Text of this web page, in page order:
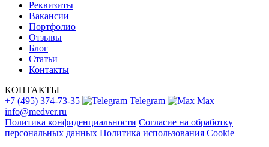
Реквизиты
Вакансии
Портфолио
Отзывы
Блог
Статьи
Контакты
КОНТАКТЫ
+7 (495) 374-73-35
Telegram
Max
info@medver.ru
Политика конфиденциальности Согласие на обработку
персональных данных Политика использования Cookie